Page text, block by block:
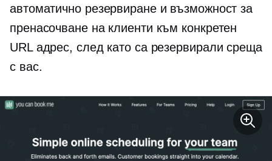
автоматично резервиране и възможност за
пренасочване на клиенти към конкретен
URL адрес, след като са резервирали среща
с вас.